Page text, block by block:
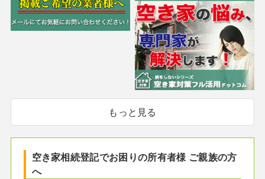
もっと見る
空き家相続登記でお困りの所有者様 ご親族の方
へ